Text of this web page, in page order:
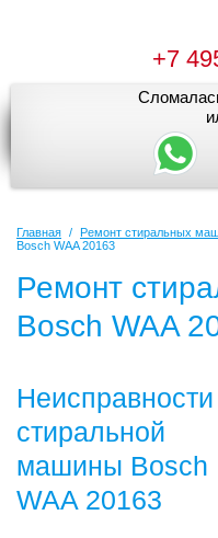
+7
Главная / Ремонт стиральных
Bosch WAA 20163
Ремонт
Bosch WAA
Неисправности
стиральной
машины Bosch
WAA 20163